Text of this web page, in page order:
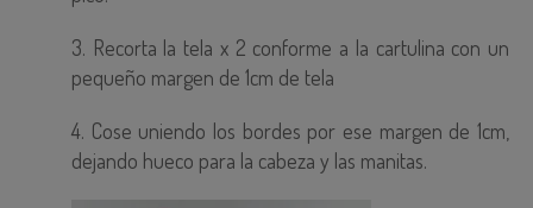
3. Recorta la tela x 2 conforme a la cartulina con un
pequeño margen de 1cm de tela
4. Cose uniendo los bordes por ese margen de 1cm,
dejando hueco para la cabeza y las manitas.